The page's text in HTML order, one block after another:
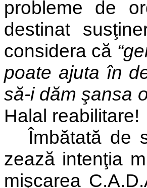
probleme de
destinat
considera că
poate ajuta în
să-i dăm şansa
Halal reabilitare!
Îmbătată de
zează intenţia
mişcarea